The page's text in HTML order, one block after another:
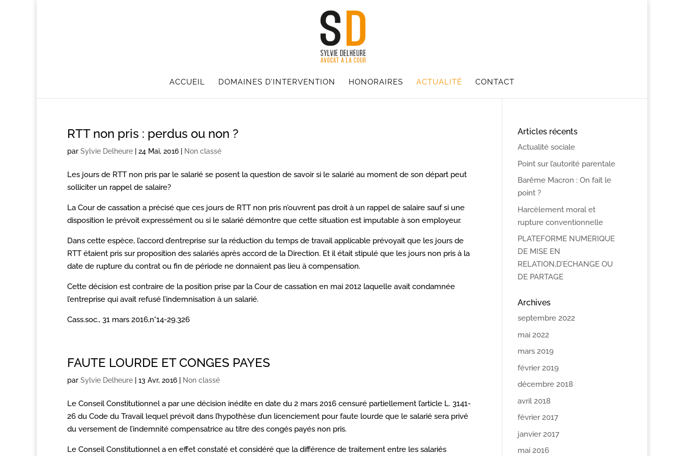
ACCUEIL DOMAINES D’INTERVENTION HONORAIRES ACTUALITÉ CONTACT
RTT non pris : perdus ou non ?
par Sylvie Delheure 24 Mai, 2016 Non classé
Les jours de RTT non pris par le salarié se posent la question de savoir si le salarié au moment de son départ peut
solliciter un rappel de salaire?
La Cour de cassation a précisé que ces jours de RTT non pris n’ouvrent pas droit à un rappel de salaire sauf si une
disposition le prévoit expressément ou si le salarié démontre que cette situation est imputable à son employeur.
Dans cette espèce, l’accord d’entreprise sur la réduction du temps de travail applicable prévoyait que les jours de
RTT étaient pris sur proposition des salariés après accord de la Direction. Et il était stipulé que les jours non pris à la
date de rupture du contrat ou fin de période ne donnaient pas lieu à compensation.
Cette décision est contraire de la position prise par la Cour de cassation en mai 2012 laquelle avait condamnée
l’entreprise qui avait refusé l’indemnisation à un salarié.
Cass.soc., 31 mars 2016,n°14-29.326
FAUTE LOURDE ET CONGES PAYES
par Sylvie Delheure 13 Avr, 2016 Non classé
Le Conseil Constitutionnel a par une décision inédite en date du 2 mars 2016 censuré partiellement l’article L. 3141-
26 du Code du Travail lequel prévoit dans l’hypothèse d’un licenciement pour faute lourde que le salarié sera privé
du versement de l’indemnité compensatrice au titre des congés payés non pris.
Le Conseil Constitutionnel a en effet constaté et considéré que la différence de traitement entre les salariés
Articles récents
Actualité sociale
Point sur l’autorité parentale
Barême Macron : On fait le
point ?
Harcèlement moral et
rupture conventionnelle
PLATEFORME NUMERIQUE
DE MISE EN
RELATION,D’ECHANGE OU
DE PARTAGE
Archives
septembre 2022
mai 2022
mars 2019
février 2019
décembre 2018
avril 2018
février 2017
janvier 2017
mai 2016